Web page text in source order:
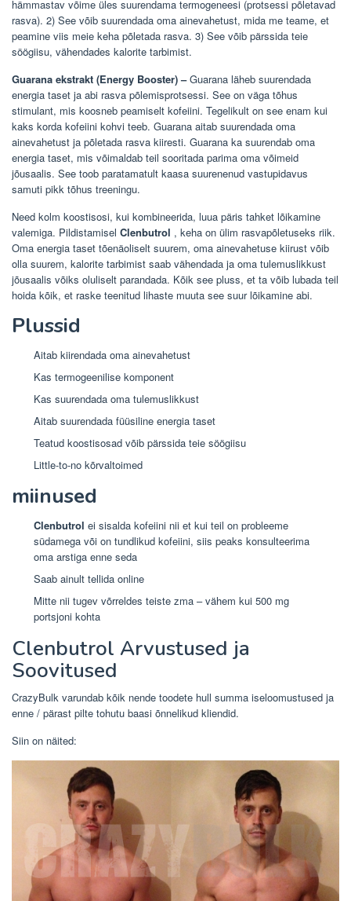
hämmastav võime üles suurendama termogeneesi (protsessi põletavad
rasva). 2) See võib suurendada oma ainevahetust, mida me teame, et
peamine viis meie keha põletada rasva. 3) See võib pärssida teie
söögiisu, vähendades kalorite tarbimist.
Guarana ekstrakt (Energy Booster) –Guarana läheb suurendada
energia taset ja abi rasva põlemisprotsessi. See on väga tõhus
stimulant, mis koosneb peamiselt kofeiini. Tegelikult on see enam kui
kaks korda kofeiini kohvi teeb. Guarana aitab suurendada oma
ainevahetust ja põletada rasva kiiresti. Guarana ka suurendab oma
energia taset, mis võimaldab teil sooritada parima oma võimeid
jõusaalis. See toob paratamatult kaasa suurenenud vastupidavus
samuti pikk tõhus treeningu.
Need kolm koostisosi, kui kombineerida, luua päris tahket lõikamine
valemiga. Pildistamisel Clenbutrol , keha on ülim rasvapõletuseks riik.
Oma energia taset tõenäoliselt suurem, oma ainevahetuse kiirust võib
olla suurem, kalorite tarbimist saab vähendada ja oma tulemuslikkust
jõusaalis võiks oluliselt parandada. Kõik see pluss, et ta võib lubada teil
hoida kõik, et raske teenitud lihaste muuta see suur lõikamine abi.
Plussid
Aitab kiirendada oma ainevahetust
Kas termogeenilise komponent
Kas suurendada oma tulemuslikkust
Aitab suurendada füüsiline energia taset
Teatud koostisosad võib pärssida teie söögiisu
Little-to-no kõrvaltoimed
miinused
Clenbutrol ei sisalda kofeiini nii et kui teil on probleeme
südamega või on tundlikud kofeiini, siis peaks konsulteerima
oma arstiga enne seda
Saab ainult tellida online
Mitte nii tugev võrreldes teiste zma – vähem kui 500 mg
portsjoni kohta
Clenbutrol Arvustused ja
Soovitused
CrazyBulk varundab kõik nende toodete hull summa iseloomustused ja
enne / pärast pilte tohutu baasi õnnelikud kliendid.
Siin on näited: